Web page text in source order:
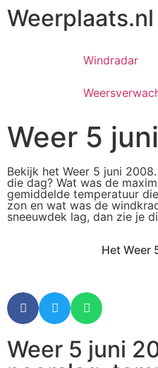
Weerplaats.nl
Windradar
Weer 5
Bekijk het Weer 5 juni
die dag? Wat was de
gemiddelde temperatuur
zon en wat was de
sneeuwdek lag, dan zie je
Het Weer
Weer 5 juni